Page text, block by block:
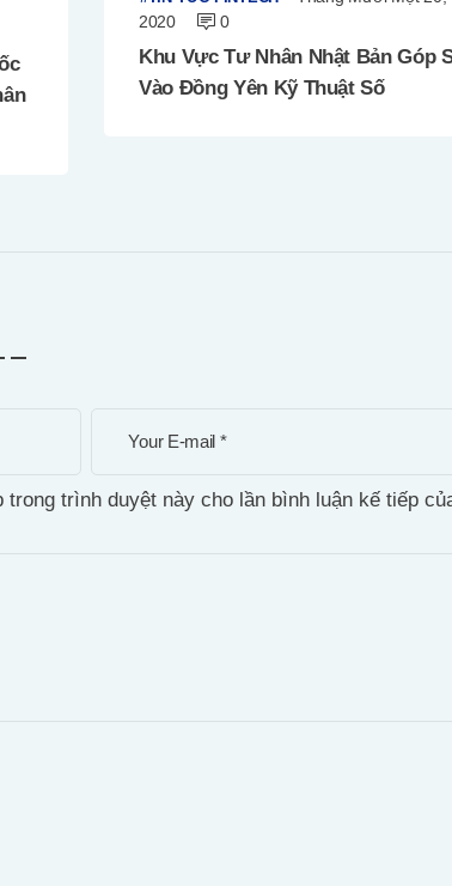
2020
0
Khu Vực Tư Nhân Nhật Bản Góp
Vào Đồng Yên Kỹ Thuật Số
trình duyệt này cho lần bình luận kế tiếp